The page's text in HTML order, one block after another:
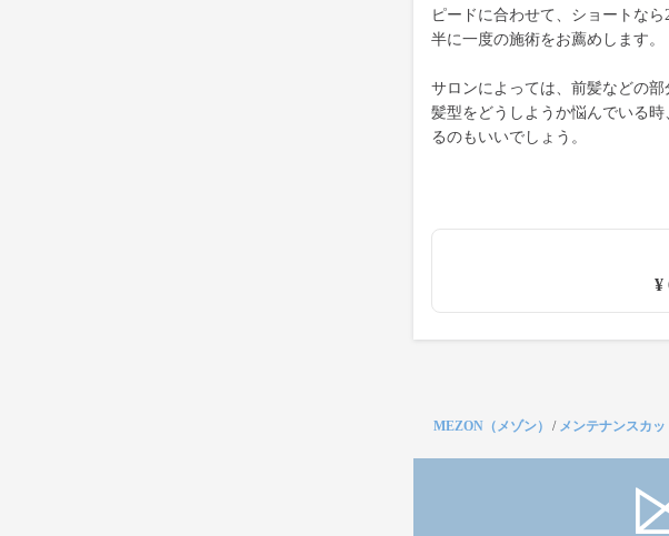
ピードに合わせて、ショートな
半に一度の施術をお薦めします。
サロンによっては、前髪などの
髪型をどうしようか悩んでいる
るのもいいでしょう。
¥
MEZON（メゾン） / メンテナンスカ